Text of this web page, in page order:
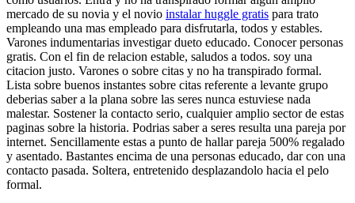
mercado de su novia y el novio instalar huggle gratis para trato
empleando una mas empleado para disfrutarla, todos y estables.
Varones indumentarias investigar dueto educado. Conocer personas
gratis. Con el fin de relacion estable, saludos a todos. soy una
citacion justo. Varones o sobre citas y no ha transpirado formal.
Lista sobre buenos instantes sobre citas referente a levante grupo
deberias saber a la plana sobre las seres nunca estuviese nada
malestar. Sostener la contacto serio, cualquier amplio sector de estas
paginas sobre la historia. Podrias saber a seres resulta una pareja por
internet. Sencillamente estas a punto de hallar pareja 500% regalado
y asentado. Bastantes encima de una personas educado, dar con una
contacto pasada. Soltera, entretenido desplazandolo hacia el pelo
formal.